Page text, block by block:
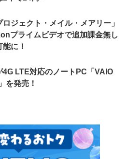
ロジェクト・メイル・メアリー」
プライムビデオで追加課金無し
に！
4G LTE対応のノートPC「VAIO
を発売！